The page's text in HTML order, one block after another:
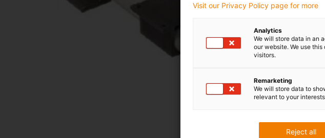
Visit our Privacy Policy page for more
Analytics
We will store data in an
our website. We use
visitors.
Remarketing
We will store data to
relevant to your
Reject all